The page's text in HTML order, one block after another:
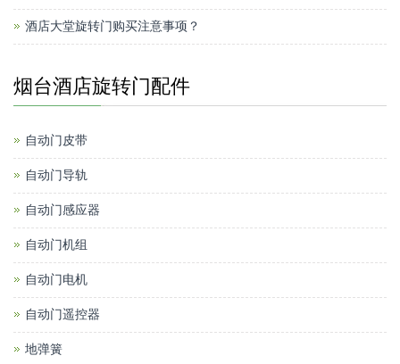
酒店大堂旋转门购买注意事项？
烟台酒店旋转门配件
自动门皮带
自动门导轨
自动门感应器
自动门机组
自动门电机
自动门遥控器
地弹簧